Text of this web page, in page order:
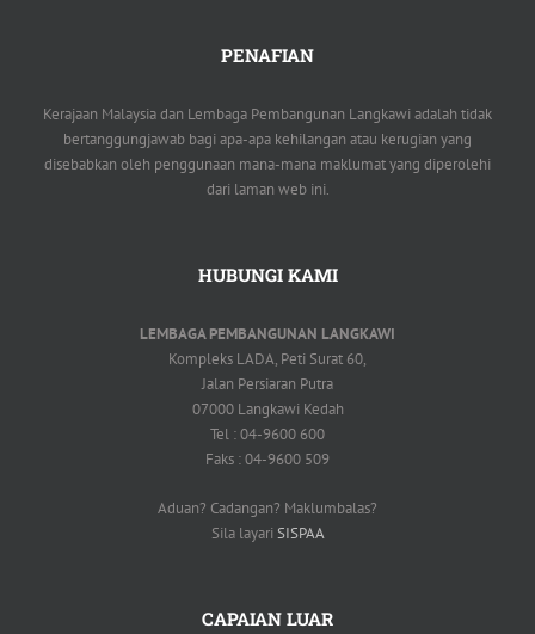
PENAFIAN
Kerajaan Malaysia dan Lembaga Pembangunan Langkawi adalah tidak
bertanggungjawab bagi apa-apa kehilangan atau kerugian yang
disebabkan oleh penggunaan mana-mana maklumat yang diperolehi
dari laman web ini.
HUBUNGI KAMI
LEMBAGA PEMBANGUNAN LANGKAWI
Kompleks LADA, Peti Surat 60,
Jalan Persiaran Putra
07000 Langkawi Kedah
Tel : 04-9600 600
Faks : 04-9600 509
Aduan? Cadangan? Maklumbalas?
Sila layari SISPAA
CAPAIAN LUAR